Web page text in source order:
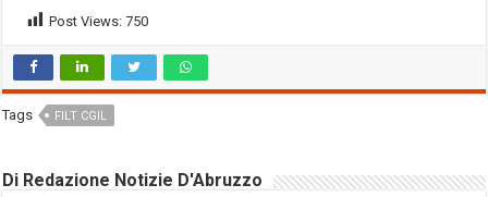
Post Views: 750
Tags FILT CGIL
Di Redazione Notizie D'Abruzzo